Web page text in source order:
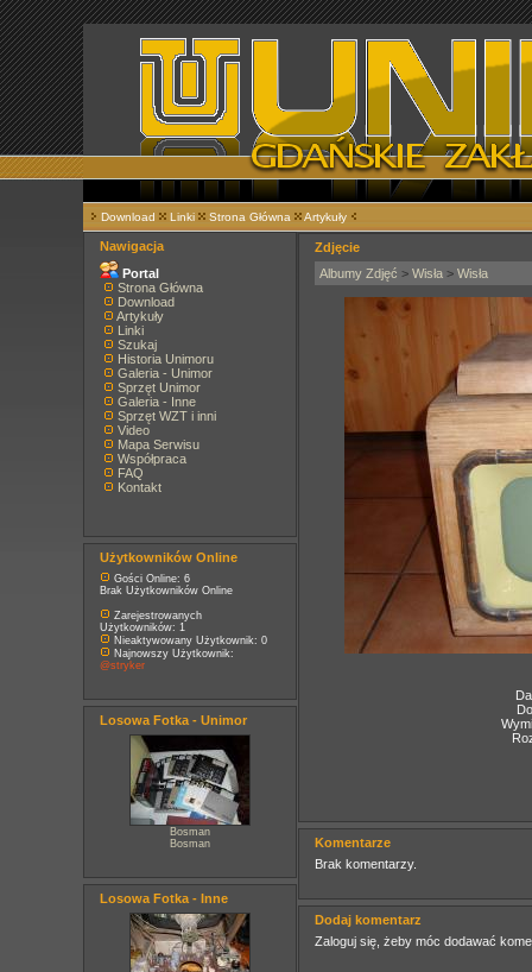
Download Linki Strona Główna Artykuły
Nawigacja
Portal
Strona Główna
Download
Artykuły
Linki
Szukaj
Historia Unimoru
Galeria - Unimor
Sprzęt Unimor
Galeria - Inne
Sprzęt WZT i inni
Video
Mapa Serwisu
Współpraca
FAQ
Kontakt
Użytkowników Online
Gości Online: 6
Brak Użytkowników Online
Zarejestrowanych
Użytkowników: 1
Nieaktywowany Użytkownik: 0
Najnowszy Użytkownik:
@stryker
Losowa Fotka - Unimor
Bosman
Bosman
Losowa Fotka - Inne
Zdjęcie
Albumy Zdjęć > Wisła > Wisła
Komentarze
Brak komentarzy.
Dodaj komentarz
Zaloguj się, żeby móc dodawać